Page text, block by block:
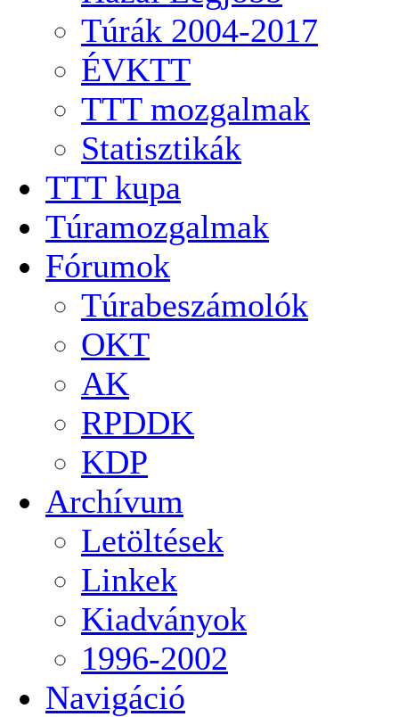
Túrák 2004-2017
ÉVKTT
TTT mozgalmak
Statisztikák
TTT kupa
Túramozgalmak
Fórumok
Túrabeszámolók
OKT
AK
RPDDK
KDP
Archívum
Letöltések
Linkek
Kiadványok
1996-2002
Navigáció